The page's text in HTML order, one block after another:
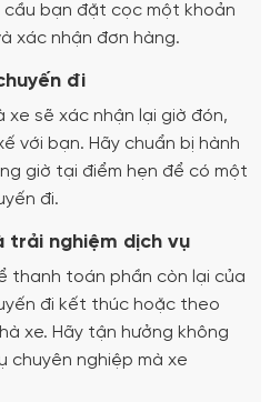
cầu bạn đặt cọc một khoản
xác nhận đơn hàng.
đi
xe sẽ xác nhận lại giờ đón,
với bạn. Hãy chuẩn bị hành
giờ tại điểm hẹn để có một
đi.
trải nghiệm dịch vụ
thanh toán phần còn lại của
đi kết thúc hoặc theo
xe. Hãy tận hưởng không
chuyên nghiệp mà xe